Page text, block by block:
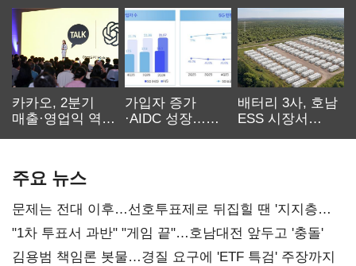
카카오, 2분기
매출·영업익 역대
가입자 증가
·AIDC 성장…
배터리 3사, 호남
ESS 시장서
주요 뉴스
문제는 전대 이후…선호투표제로 뒤집힐 땐 '지지층
불복'
"1차 투표서 과반" "게임 끝"…호남대전 앞두고 '충돌'
김용범 책임론 봇물…경질 요구에 'ETF 특검' 주장까지